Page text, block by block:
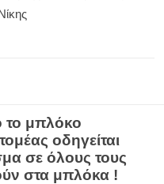
μπλόκο
οδηγείται
σε όλους τους
στα μπλόκα !